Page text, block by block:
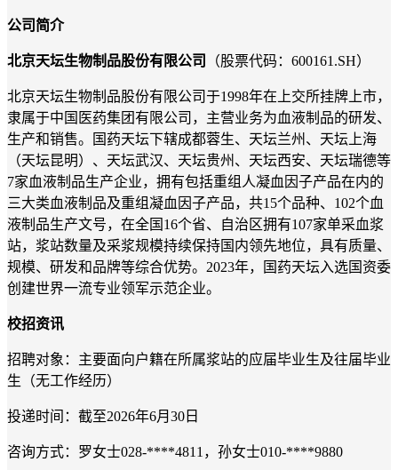
公司简介
北京天坛生物制品股份有限公司 （股票代码：600161.SH）
北京天坛生物制品股份有限公司于1998年在上交所挂牌上市，
隶属于中国医药集团有限公司，主营业务为血液制品的研发、
生产和销售。国药天坛下辖成都蓉生、天坛兰州、天坛上海
（天坛昆明）、天坛武汉、天坛贵州、天坛西安、天坛瑞德等
7家血液制品生产企业，拥有包括重组人凝血因子产品在内的
三大类血液制品及重组凝血因子产品，共15个品种、102个血
液制品生产文号，在全国16个省、自治区拥有107家单采血浆
站，浆站数量及采浆规模持续保持国内领先地位，具有质量、
规模、研发和品牌等综合优势。2023年，国药天坛入选国资委
创建世界一流专业领军示范企业。
校招资讯
招聘对象：主要面向户籍在所属浆站的应届毕业生及往届毕业
生（无工作经历）
投递时间：截至2026年6月30日
咨询方式：罗女士028-****4811，孙女士010-****9880